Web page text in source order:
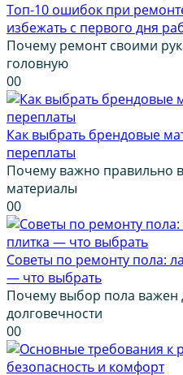
Топ-10 ошибок при
избежать с первого дня
Почему ремонт своими
головную
00
Как выбрать брендовые
переплаты
Почему важно правильно
материалы
00
Советы по ремонту пола:
— что выбрать
Почему выбор пола важен
долговечности
00